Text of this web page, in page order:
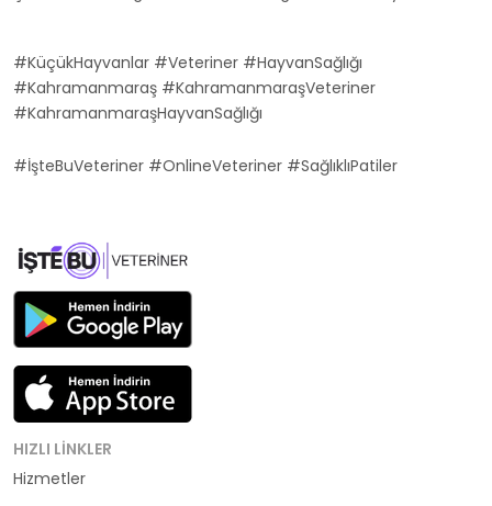
#KüçükHayvanlar #Veteriner #HayvanSağlığı
#Kahramanmaraş #KahramanmaraşVeteriner
#KahramanmaraşHayvanSağlığı
#İşteBuVeteriner #OnlineVeteriner #SağlıklıPatiler
HIZLI LINKLER
Hizmetler